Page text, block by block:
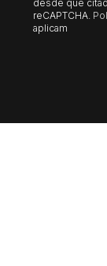
desde que
reCAPTCHA.
aplicam